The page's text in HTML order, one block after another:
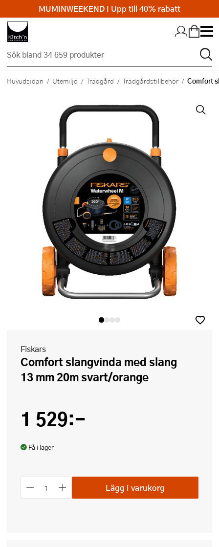
Hopp till huvudinnehållet
Huvudsidan Utemiljö Trädgård Trädgårdstillbehör Comfort
Fiskars
Comfort slangvinda med slang
13 mm 20m svart/orange
1 529:-
Få i lager
Lägg i varukorg
MUMINWEEKEND I Upp till 40% rabatt